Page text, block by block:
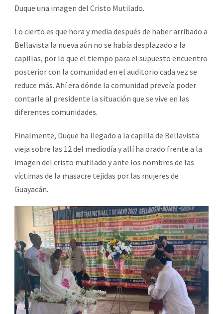
Duque una imagen del Cristo Mutilado.
Lo cierto es que hora y media después de haber arribado a
Bellavista la nueva aún no se había desplazado a la
capillas, por lo que el tiempo para el supuesto encuentro
posterior con la comunidad en el auditorio cada vez se
reduce más. Ahí era dónde la comunidad preveía poder
contarle al presidente la situación que se vive en las
diferentes comunidades.
Finalmente, Duque ha llegado a la capilla de Bellavista
vieja sobre las 12 del mediodía y allí ha orado frente a la
imagen del cristo mutilado y ante los nombres de las
víctimas de la masacre tejidas por las mujeres de
Guayacán.